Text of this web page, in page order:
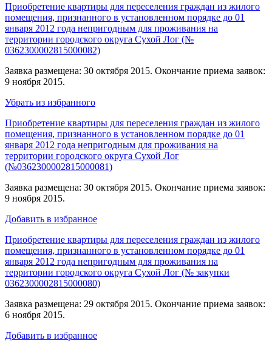
Приобретение квартиры для переселения граждан из жилого
помещения, признанного в установленном порядке до 01
января 2012 года непригодным для проживания на
территории городского округа Сухой Лог (№
0362300002815000082)
Заявка размещена: 30 октября 2015. Окончание приема заявок:
9 ноября 2015.
Убрать из избранного
Приобретение квартиры для переселения граждан из жилого
помещения, признанного в установленном порядке до 01
января 2012 года непригодным для проживания на
территории городского округа Сухой Лог
(№0362300002815000081)
Заявка размещена: 30 октября 2015. Окончание приема заявок:
9 ноября 2015.
Добавить в избранное
Приобретение квартиры для переселения граждан из жилого
помещения, признанного в установленном порядке до 01
января 2012 года непригодным для проживания на
территории городского округа Сухой Лог (№ закупки
0362300002815000080)
Заявка размещена: 29 октября 2015. Окончание приема заявок:
6 ноября 2015.
Добавить в избранное